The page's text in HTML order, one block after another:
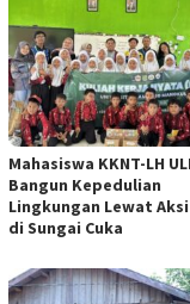
Mahasiswa KKNT-LH
Bangun Kepedulian
Lingkungan Lewat
di Sungai Cuka